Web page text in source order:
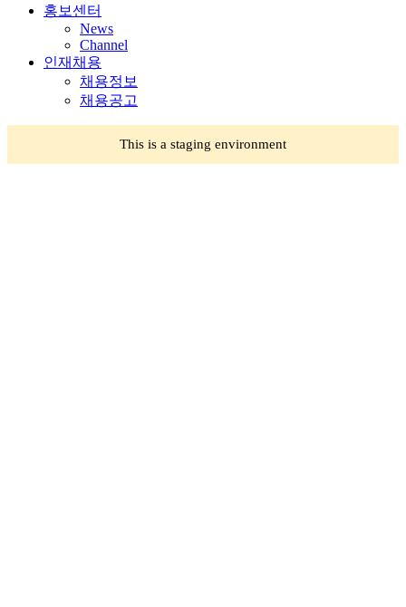
홍보센터
News
Channel
인재채용
채용정보
채용공고
This is a staging environment